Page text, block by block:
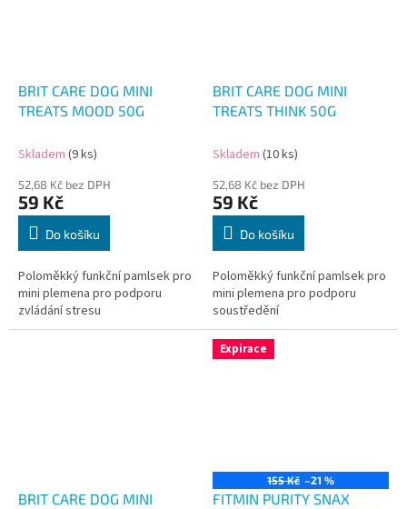
BRIT CARE DOG MINI
TREATS MOOD 50G
Skladem (9 ks)
52,68 Kč bez DPH
59 Kč
Do košíku
Poloměkký funkční pamlsek pro
mini plemena pro podporu
zvládání stresu
BRIT CARE DOG MINI
TREATS THINK 50G
Skladem (10 ks)
52,68 Kč bez DPH
59 Kč
Do košíku
Poloměkký funkční pamlsek pro
mini plemena pro podporu
soustředění
BRIT CARE DOG MINI
Expirace
155 Kč –21 %
FITMIN PURITY SNAX